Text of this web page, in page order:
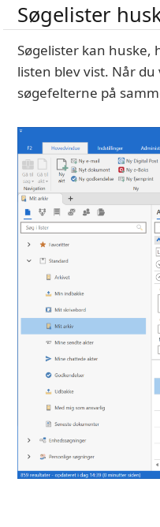
Søgelister
Søgelister kan huske,
listen blev vist. Når
søgefelterne på